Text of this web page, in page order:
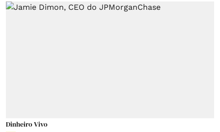
Dinheiro Vivo